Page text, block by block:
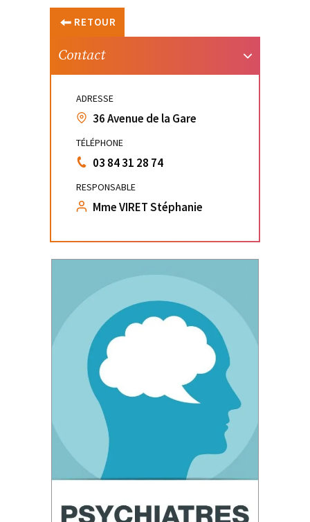
RETOUR
Contact
ADRESSE
36 Avenue de la Gare
TÉLÉPHONE
03 84 31 28 74
RESPONSABLE
Mme VIRET Stéphanie